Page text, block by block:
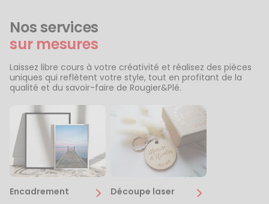
Nos services
sur mesures
Laissez libre cours à votre créativité et réalisez des pièces
uniques qui reflètent votre style, tout en profitant de la
qualité et du savoir-faire de Rougier&Plé.
Encadrement Découpe laser